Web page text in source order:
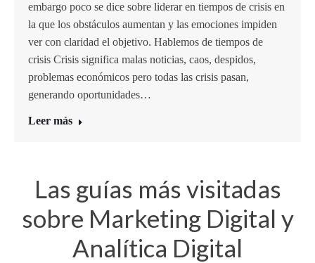
embargo poco se dice sobre liderar en tiempos de crisis en
la que los obstáculos aumentan y las emociones impiden
ver con claridad el objetivo. Hablemos de tiempos de
crisis Crisis significa malas noticias, caos, despidos,
problemas económicos pero todas las crisis pasan,
generando oportunidades…
Leer más
Las guías más visitadas
sobre Marketing Digital y
Analítica Digital